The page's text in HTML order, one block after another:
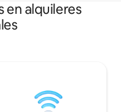
en alquileres